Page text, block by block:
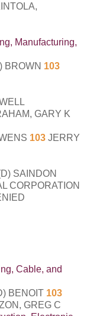
Manufacturing,
BROWN 103
GARY K
103 JERRY
SAINDON
CORPORATION
Cable, and
BENOIT 103
GREG C